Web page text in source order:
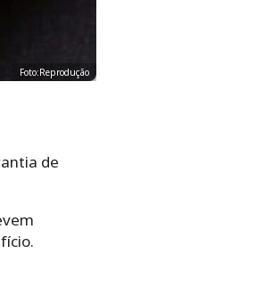
Foto:Reprodução
de